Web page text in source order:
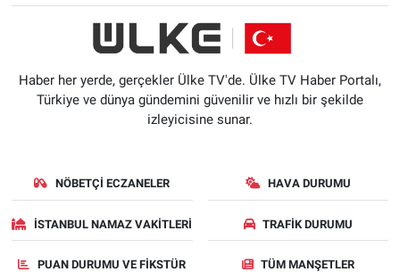
Haber her yerde, gerçekler Ülke TV'de. Ülke TV Haber Portalı,
Türkiye ve dünya gündemini güvenilir ve hızlı bir şekilde
izleyicisine sunar.
NÖBETÇI ECZANELER HAVA DURUMU
İSTANBUL NAMAZ VAKITLERI TRAFIK DURUMU
PUAN DURUMU VE FIKSTÜR TÜM MANŞETLER